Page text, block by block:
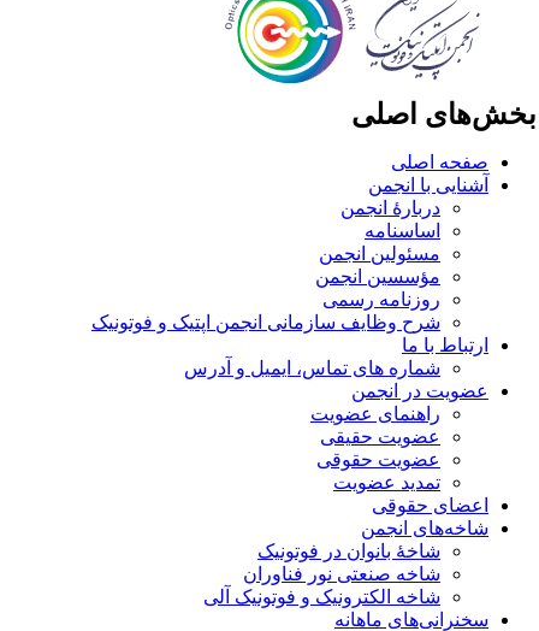
اصلی
صفحه اصلی
آشنایی با انجمن
دربارۀ انجمن
اساسنامه
مسئولین انجمن
مؤسسین انجمن
روزنامه رسمی
شرح وظایف سازمانی انجمن اپتیک و فوتونیک
ارتباط با ما
شماره های تماس، ایمیل و آدرس
عضویت در انجمن
راهنمای عضویت
عضویت حقیقی
عضویت حقوقی
تمدید عضویت
اعضای حقوقی
شاخه‌های انجمن
شاخۀ بانوان در فوتونیک
شاخه صنعتی نور فناوران
شاخه‌ الکترونیک و فوتونیک آلی
سخنرانی‌های ماهانه